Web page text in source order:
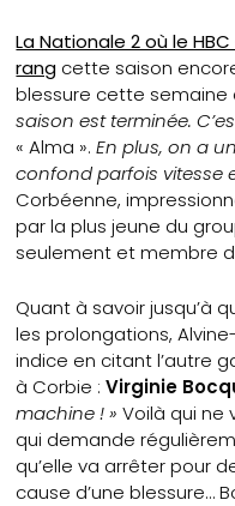
La Nationale 2 où le
rang cette saison
blessure cette
saison est terminée.
« Alma ». En plus, on a
confond parfois vitesse
Corbéenne,
par la plus jeune du
seulement et membre
Quant à savoir jusqu’à
les prolongations,
indice en citant l’autre
à Corbie :Virginie
machine ! »Voilà qui ne
qui demande
qu’elle va arrêter pour
cause d’une blessure…